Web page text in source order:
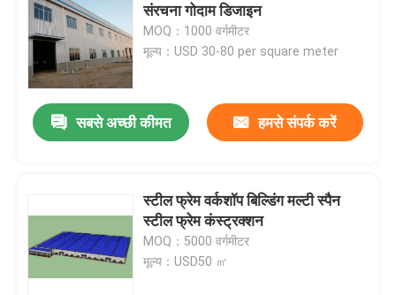
घर
संरचना गोदाम डिजाइन
MOQ：1000 वर्गमीटर
मूल्य：USD 30-80 per square meter
सबसे अच्छी कीमत हमसे संपर्क करें
स्टील फ्रेम वर्कशॉप बिल्डिंग मल्टी स्पैन
स्टील फ्रेम कंस्ट्रक्शन
MOQ：5000 वर्गमीटर
मूल्य：USD50 ㎡